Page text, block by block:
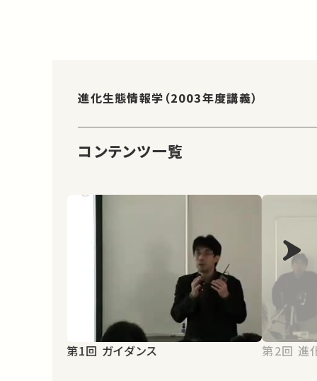
進化生態情報学（2003年度講義）
コンテンツ一覧
第1回 ガイダンス 第2